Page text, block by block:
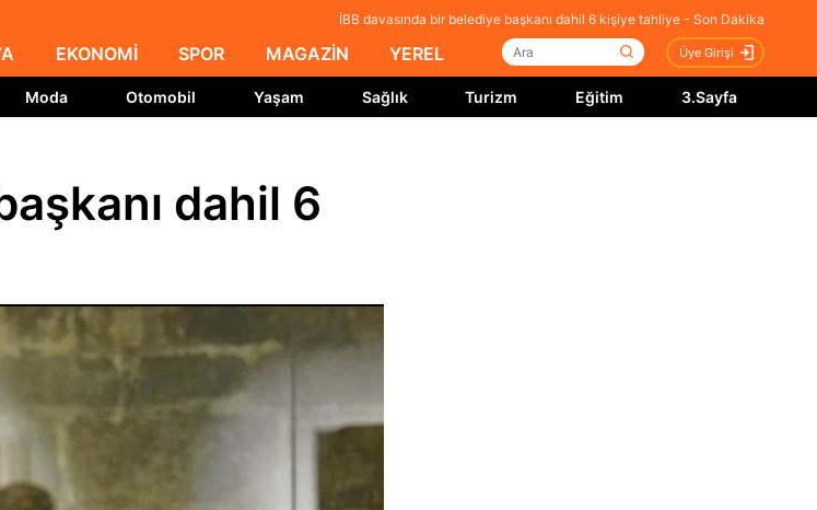
İBB davasında bir belediye başkanı dahil 6 kişiye tahliye - Son Dakika
EKONOMİ SPOR MAGAZİN YEREL Üye Girişi
Moda Otomobil Yaşam Sağlık Turizm Eğitim 3.Sayfa
dahil 6